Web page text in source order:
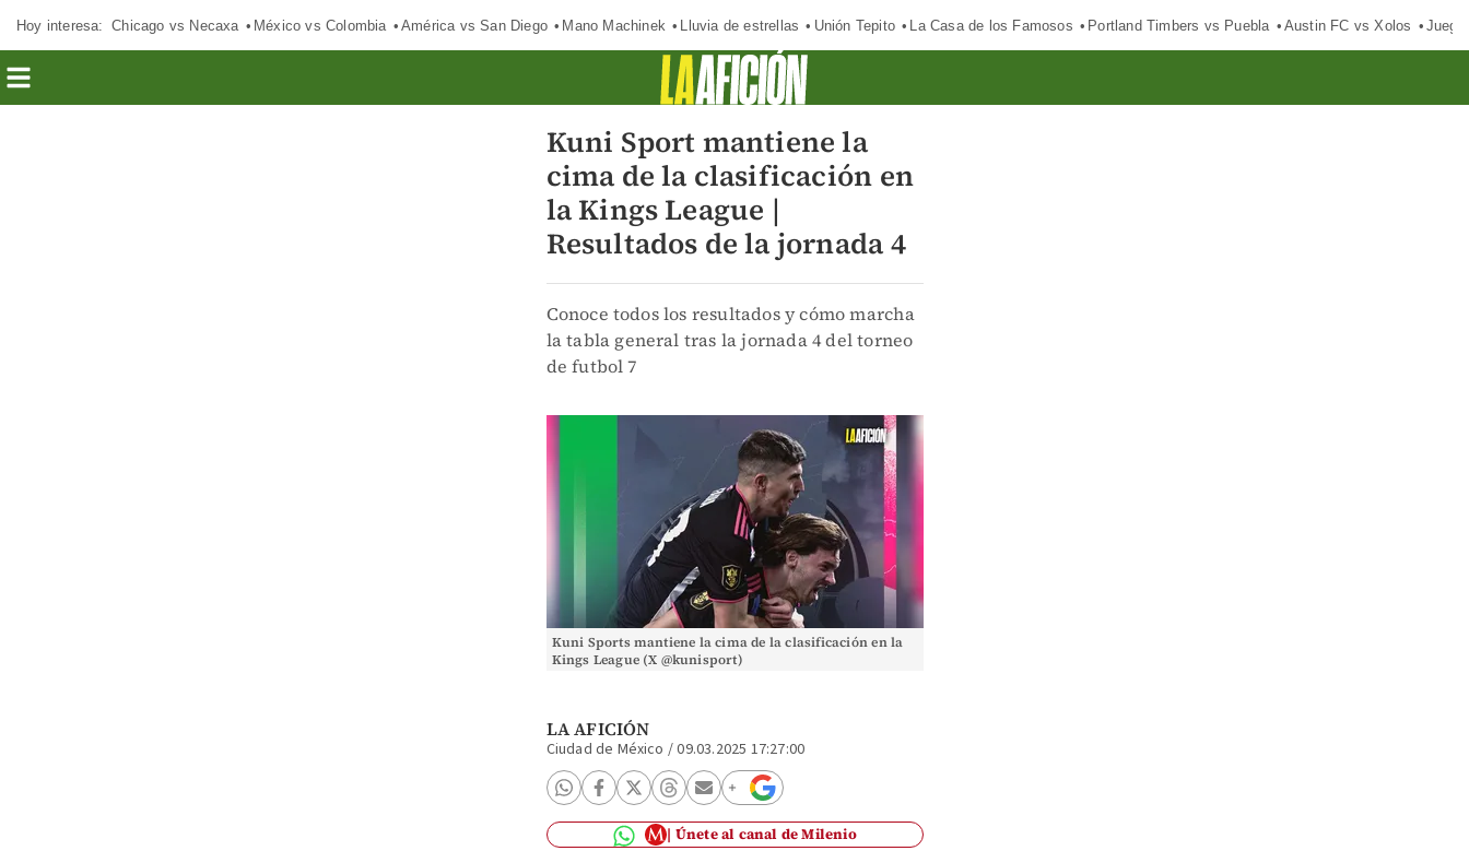
Hoy interesa: Chicago vs Necaxa México vs Colombia América vs San Diego Mano Machinek Lluvia de estrellas Unión Tepito La Casa de los Famosos Portland Timbers vs Puebla Austin FC vs Xolos
Kuni Sport mantiene la
cima de la clasificación en
la Kings League |
Resultados de la jornada 4
Conoce todos los resultados y cómo marcha
la tabla general tras la jornada 4 del torneo
de futbol 7
Kuni Sports mantiene la cima de la clasificación en la
Kings League (X @kunisport)
LA AFICIÓN
Ciudad de México /09.03.2025 17:27:00
Únete al canal de Milenio